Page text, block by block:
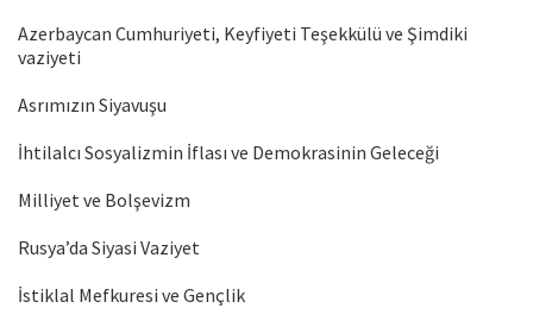
Azerbaycan Cumhuriyeti, Keyfiyeti Teşekkülü ve Şimdiki
vaziyeti
Asrımızın Siyavuşu
İhtilalcı Sosyalizmin İflası ve Demokrasinin Geleceği
Milliyet ve Bolşevizm
Rusya’da Siyasi Vaziyet
İstiklal Mefkuresi ve Gençlik